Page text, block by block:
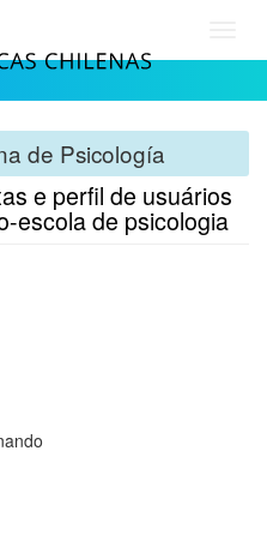
de Psicología
e perfil de usuários
escola de psicologia